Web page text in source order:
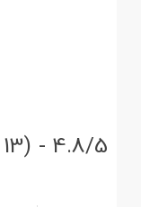
4.8/5 - (13 امتیاز)